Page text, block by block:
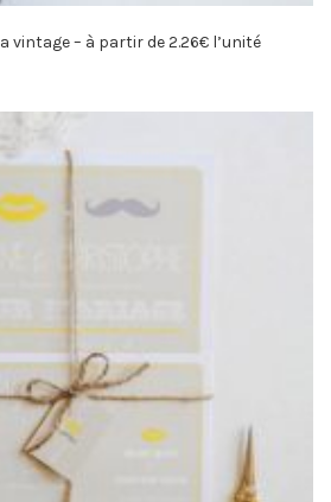
vintage – à partir de 2.26€ l’unité